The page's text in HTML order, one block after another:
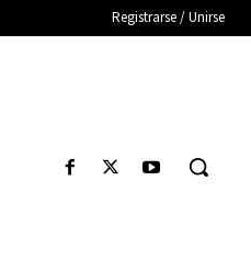
Registrarse / Unirse